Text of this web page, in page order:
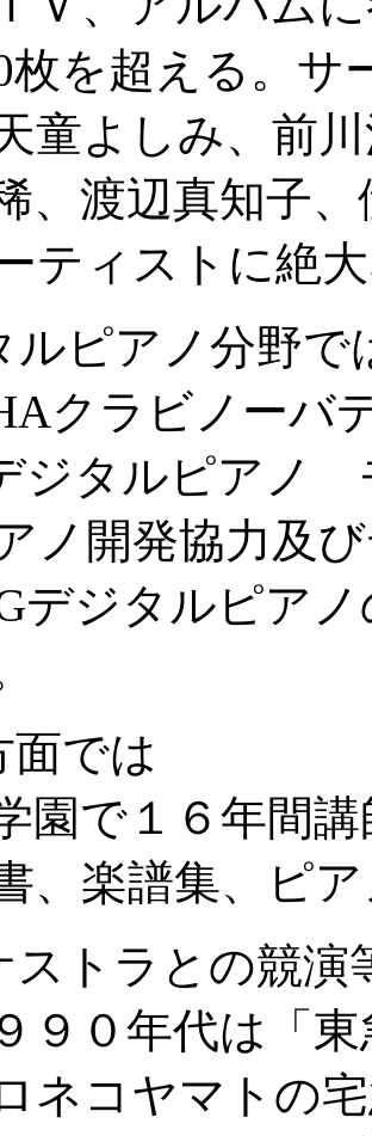
枚を超える。サ
童よしみ、前
、渡辺真知子
ティストに絶
ルピアノ分野で
クラビノーバ
ジタルピアノ
ノ開発協力及
デジタルピア
面では
園で１６年間講
、楽譜集、ピ
ストラとの競演
９０年代は「
ネコヤマトの